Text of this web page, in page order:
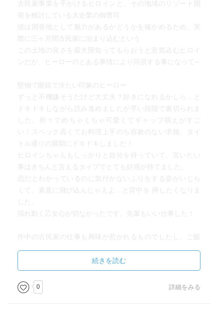
古民家事業を手がけるヒロインと、その地域のリゾート開
発を検討している大企業の御曹司
彼は開発地として魅力があるかどうかを確かめるため、実
際に三ヶ月間古民家に泊まり込むという
この土地の良さを最大限知ってもらおうと意気込むヒロイ
ンだが、ヒーローのとある事情により同居する事になって─
堅物で眼鏡で冷たい印象のヒーロー
ずっと不機嫌そうだけど大丈夫？好きになれるかしら…と
ドキドキしながら読み進めましたが早い段階で裏切られま
した。所々でめちゃくちゃ可愛くてギャップ萌えがすご
い！スペック高くてお料理上手のち容赦のない求婚。タイ
トル通りの展開にドキドキしました！
ヒロインちゃんもしっかりと自分を持っていて、言いたい
事はきちんと言えるタイプでとても好感が持てました。
恋だとわかっているのに気付かないふりをする姿がいじら
くて、素直に飛び込んじゃえよ…と背中を 押したくなりま
した。
揺れ動く乙女心が切なかったです。先輩もいい仕事した！
作中の古民家の仕事も興味が惹かれるものでしたし、ご飯
リフレッシュしに温泉とか足湯したくなりました
すれ違いもあり、でもちゃんと仲を深めて…すごく面白か
続きを読む
0 詳細をみる